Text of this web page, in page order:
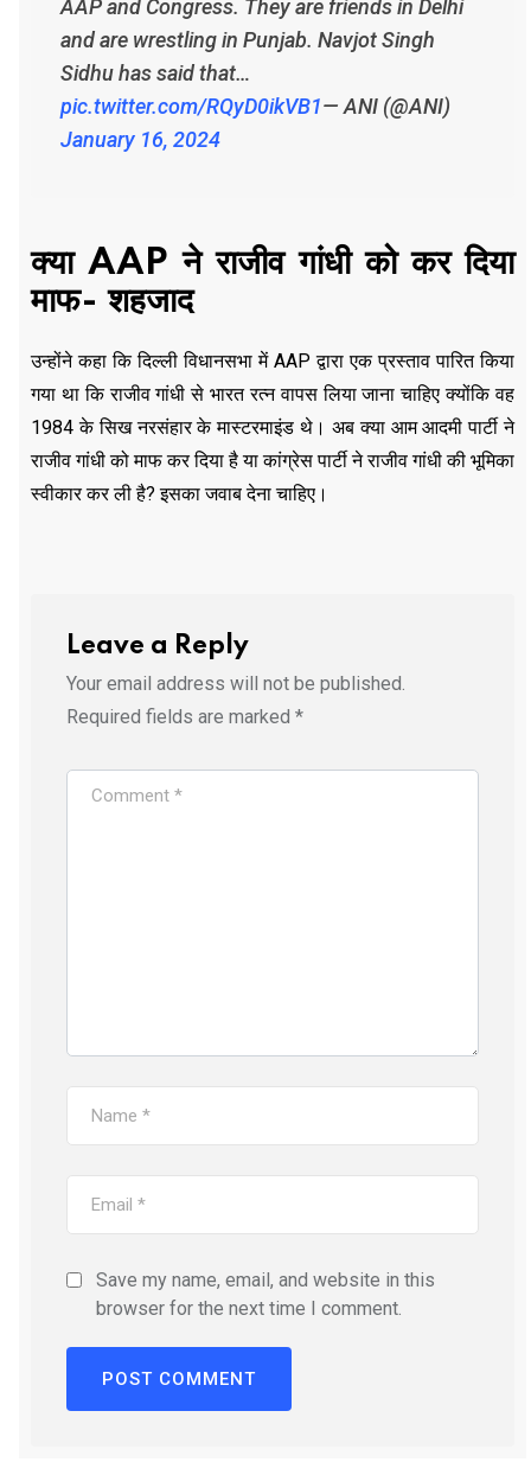
AAP and Congress. They are friends in Delhi
and are wrestling in Punjab. Navjot Singh
Sidhu has said that…
pic.twitter.com/RQyD0ikVB1— ANI (@ANI)
January 16, 2024
क्या AAP ने राजीव गांधी को कर दिया
माफ- शहजाद
उन्होंने कहा कि दिल्ली विधानसभा में AAP द्वारा एक प्रस्ताव पारित किया
गया था कि राजीव गांधी से भारत रत्न वापस लिया जाना चाहिए क्योंकि वह
1984 के सिख नरसंहार के मास्टरमाइंड थे। अब क्या आम आदमी पार्टी ने
राजीव गांधी को माफ कर दिया है या कांग्रेस पार्टी ने राजीव गांधी की भूमिका
स्वीकार कर ली है? इसका जवाब देना चाहिए।
Leave a Reply
Your email address will not be published.
Required fields are marked *
Save my name, email, and website in this
browser for the next time I comment.